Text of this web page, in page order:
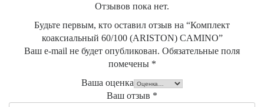
Отзывов пока нет.
Будьте первым, кто оставил отзыв на “Комплект
коаксиальный 60/100 (ARISTON) CAMINO”
Ваш e-mail не будет опубликован. Обязательные поля
помечены *
Ваша оценка
Ваш отзыв *